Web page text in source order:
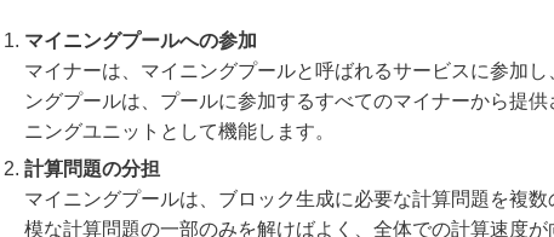
マイニングプールへの参加
マイナーは、マイニングプールと呼ばれるサービスに参加
ングプールは、プールに参加するすべてのマイナーから提
ニングユニットとして機能します。
計算問題の分担
マイニングプールは、ブロック生成に必要な計算問題を複
模な計算問題の一部のみを解けばよく、全体での計算速度が